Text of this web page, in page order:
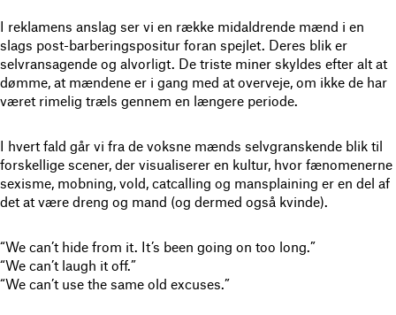
I reklamens anslag ser vi en række midaldrende mænd i en
slags post-barberingspositur foran spejlet. Deres blik er
selvransagende og alvorligt. De triste miner skyldes efter alt at
dømme, at mændene er i gang med at overveje, om ikke de har
været rimelig træls gennem en længere periode.
I hvert fald går vi fra de voksne mænds selvgranskende blik til
forskellige scener, der visualiserer en kultur, hvor fænomenerne
sexisme, mobning, vold, catcalling og mansplaining er en del af
det at være dreng og mand (og dermed også kvinde).
“We can’t hide from it. It’s been going on too long.”
“We can’t laugh it off.”
“We can’t use the same old excuses.”